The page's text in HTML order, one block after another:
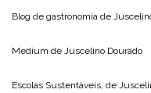
Blog de gastronomia de
Medium de Juscelino Dourado
Escolas Sustentáveis, de